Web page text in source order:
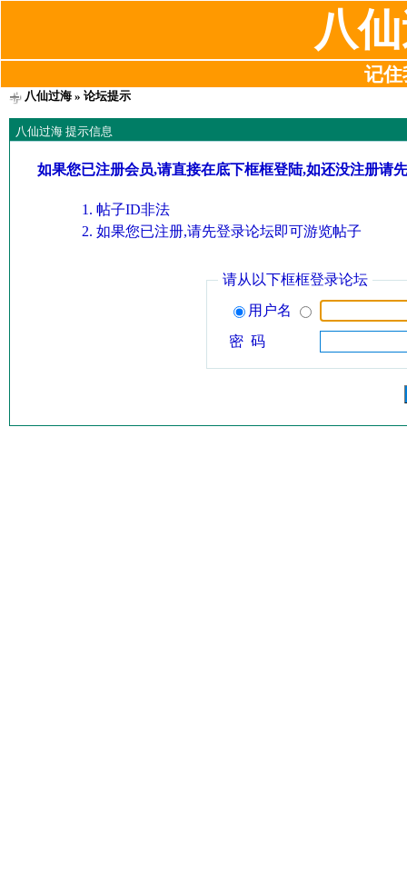
八
记住
八仙过海» 论坛提示
八仙过海 提示信息
如果您已注册会员,请直接在底下框框登陆,如还没注册请
帖子ID非法
如果您已注册,请先登录论坛即可游览帖子
请从以下框框登录论坛
用户名
密 码